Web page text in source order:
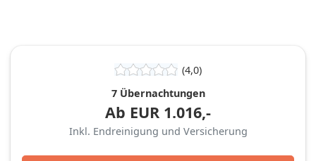
(4,0)
7 Übernachtungen
Ab EUR 1.016,-
Inkl. Endreinigung und Versicherung